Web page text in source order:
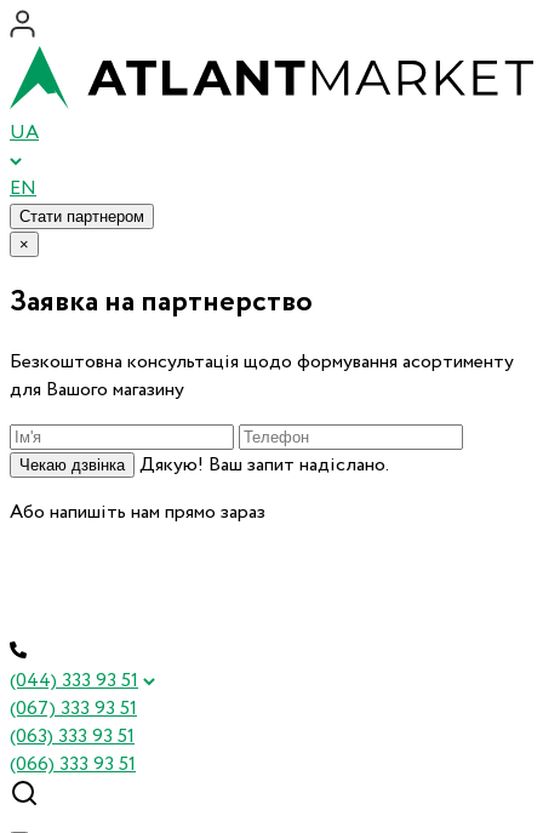
UA
EN
Стати партнером
×
Заявка на партнерство
Безкоштовна консультація щодо формування асортименту
для Вашого магазину
Чекаю дзвінка
Дякую! Ваш запит надіслано.
Або напишіть нам прямо зараз
(044) 333 93 51
(067) 333 93 51
(063) 333 93 51
(066) 333 93 51